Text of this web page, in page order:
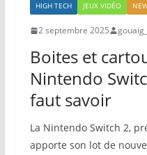
HIGH TECH JEUX VIDÉO
2 septembre 2025
Boites et
Nintendo
faut savoir
La Nintendo Switch 2,
apporte son lot de